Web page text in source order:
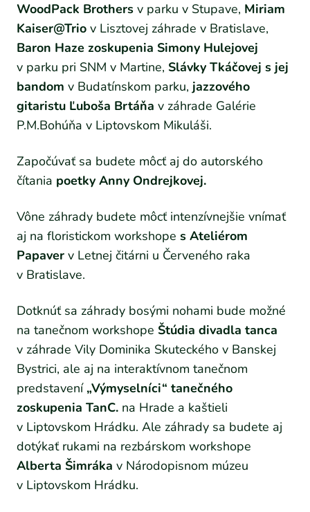
WoodPack Brothers v parku v Stupave, Miriam
Kaiser@Trio v Lisztovej záhrade v Bratislave,
Baron Haze zoskupenia Simony Hulejovej
v parku pri SNM v Martine, Slávky Tkáčovej s jej
bandom v Budatínskom parku, jazzového
gitaristu Ľuboša Brtáňa v záhrade Galérie
P.M.Bohúňa v Liptovskom Mikuláši.
Započúvať sa budete môcť aj do autorského
čítania poetky Anny Ondrejkovej.
Vône záhrady budete môcť intenzívnejšie vnímať
aj na floristickom workshope s Ateliérom
Papaver v Letnej čitárni u Červeného raka
v Bratislave.
Dotknúť sa záhrady bosými nohami bude možné
na tanečnom workshope Štúdia divadla tanca
v záhrade Vily Dominika Skuteckého v Banskej
Bystrici, ale aj na interaktívnom tanečnom
predstavení „Výmyselníci“ tanečného
zoskupenia TanC. na Hrade a kaštieli
v Liptovskom Hrádku. Ale záhrady sa budete aj
dotýkať rukami na rezbárskom workshope
Alberta Šimráka v Národopisnom múzeu
v Liptovskom Hrádku.